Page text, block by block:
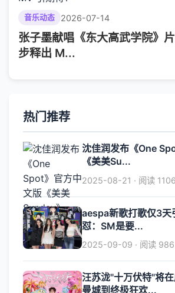
音乐动态 2026-07-14
张子墨献唱《东大高武学院》
步释出 M...
热门推荐
沈佳润发布《One
《美美Su...
2025-08-21 · 阅读 1106
aespa新歌打歌仅3天
怼：SM是要...
2025-09-09 · 阅读 986
汪苏泷"十万伏特"将
曼城到终极狂欢...